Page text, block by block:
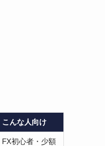
こんな人向け
FX初心者・少額